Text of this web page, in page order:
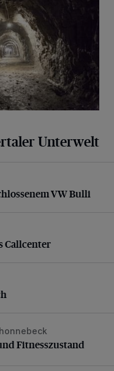
Unterwelt
VW Bulli
VW Bulli
Callcenter
Fitnesszustand
Fitnesszustand